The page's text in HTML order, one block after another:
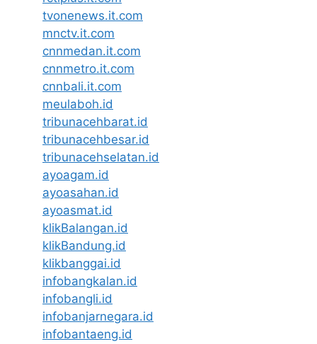
tvonenews.it.com
mnctv.it.com
cnnmedan.it.com
cnnmetro.it.com
cnnbali.it.com
meulaboh.id
tribunacehbarat.id
tribunacehbesar.id
tribunacehselatan.id
ayoagam.id
ayoasahan.id
ayoasmat.id
klikBalangan.id
klikBandung.id
klikbanggai.id
infobangkalan.id
infobangli.id
infobanjarnegara.id
infobantaeng.id